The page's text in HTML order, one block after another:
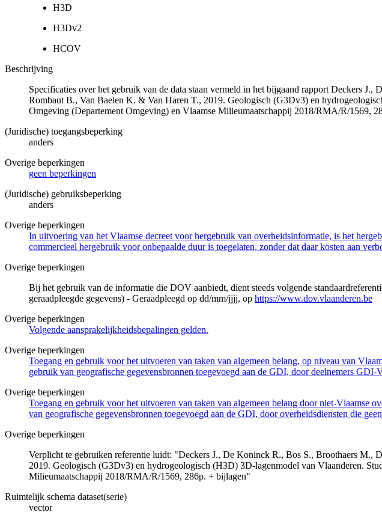
H3D
H3Dv2
HCOV
Beschrijving
Specificaties over het gebruik van de data staan vermeld in het bijgaand rapport Deckers
Rombaut B., Van Baelen K. & Van Haren T., 2019. Geologisch (G3Dv3) en
Omgeving (Departement Omgeving) en Vlaamse Milieumaatschappij 2018/RMA/R/1569,
(Juridische) toegangsbeperking
anders
Overige beperkingen
geen beperkingen
(Juridische) gebruiksbeperking
anders
Overige beperkingen
In uitvoering van het Vlaamse decreet voor hergebruik van overheidsinformatie, is het
commercieel hergebruik voor onbepaalde duur is toegelaten, zonder dat daar kosten aan
Overige beperkingen
Bij het gebruik van de informatie die DOV aanbiedt, dient steeds volgende
geraadpleegde gegevens) - Geraadpleegd op dd/mm/jjjj, op https://www.dov.vlaanderen.be
Overige beperkingen
Volgende aansprakelijkheidsbepalingen gelden.
Overige beperkingen
Toegang en gebruik voor het uitvoeren van taken van algemeen belang, op niveau van
gebruik van geografische gegevensbronnen toegevoegd aan de GDI, door deelnemers
Overige beperkingen
Toegang en gebruik voor het uitvoeren van taken van algemeen belang door niet-Vlaamse
van geografische gegevensbronnen toegevoegd aan de GDI, door overheidsdiensten die
Overige beperkingen
Verplicht te gebruiken referentie luidt: "Deckers J., De Koninck R., Bos S., Broothaers
2019. Geologisch (G3Dv3) en hydrogeologisch (H3D) 3D-lagenmodel van Vlaanderen.
Milieumaatschappij 2018/RMA/R/1569, 286p. + bijlagen"
Ruimtelijk schema dataset(serie)
vector